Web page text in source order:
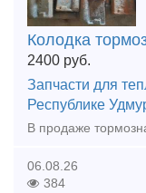
Колодка
2400 руб.
Запчасти для
Республике
06.08.26
384